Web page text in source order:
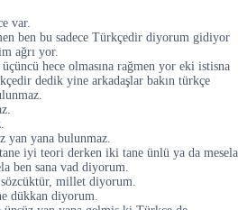
var.
ben bu sadece Türkçedir diyorum gidiyor
ağrı yor.
hece olmasına rağmen yor eki istisna
dedik yine arkadaşlar bakın türkçe
yan yana bulunmaz.
iyi teori derken iki tane ünlü ya da mesela
ben sana vad diyorum.
sözcüktür, millet diyorum.
dükkan diyorum.